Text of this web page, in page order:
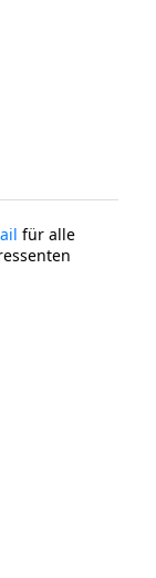
für alle